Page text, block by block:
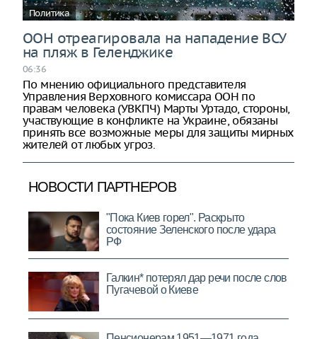
Политика
ООН отреагировала на нападение ВСУ
на пляж в Геленджике
06:36
По мнению официального представителя
Управления Верховного комиссара ООН по
правам человека (УВКПЧ) Марты Уртадо, стороны,
участвующие в конфликте на Украине, обязаны
принять все возможные меры для защиты мирных
жителей от любых угроз.